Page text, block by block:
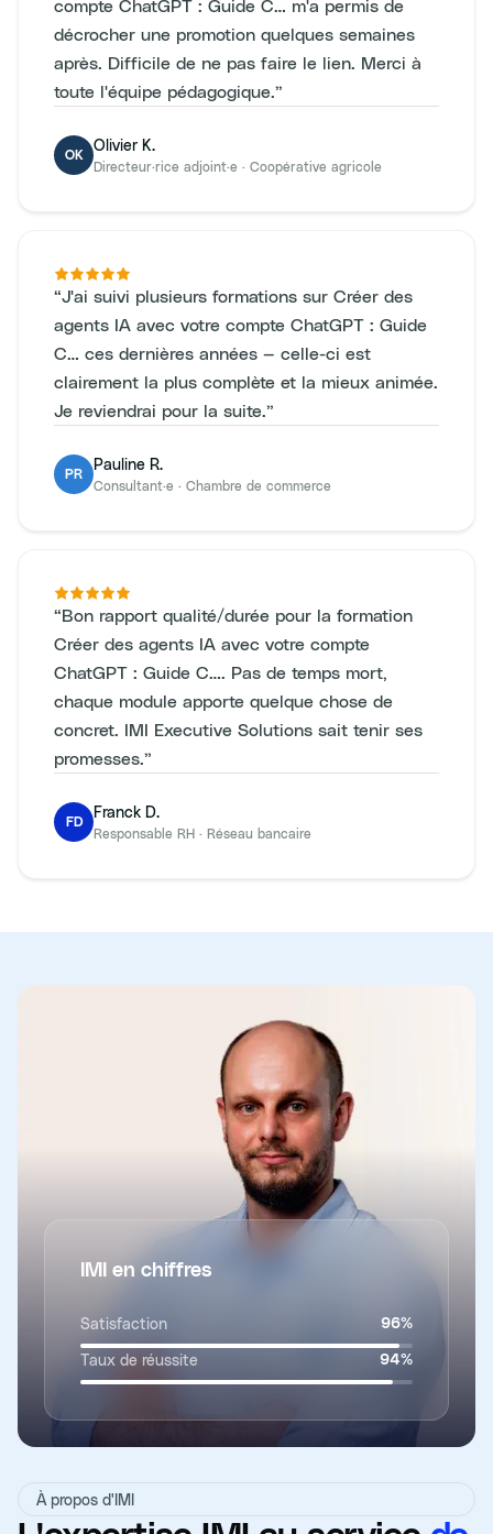
compte ChatGPT : Guide C… m'a permis de
décrocher une promotion quelques semaines
après. Difficile de ne pas faire le lien. Merci à
toute l'équipe pédagogique.”
OK
Olivier K.
Directeur·rice adjoint·e · Coopérative agricole
“J'ai suivi plusieurs formations sur Créer des
agents IA avec votre compte ChatGPT : Guide
C… ces dernières années — celle-ci est
clairement la plus complète et la mieux animée.
Je reviendrai pour la suite.”
PR
Pauline R.
Consultant·e · Chambre de commerce
“Bon rapport qualité/durée pour la formation
Créer des agents IA avec votre compte
ChatGPT : Guide C…. Pas de temps mort,
chaque module apporte quelque chose de
concret. IMI Executive Solutions sait tenir ses
promesses.”
FD
Franck D.
Responsable RH · Réseau bancaire
IMI en chiffres
Satisfaction 96%
Taux de réussite 94%
À propos d'IMI